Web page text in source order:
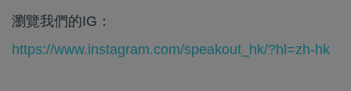
瀏覽我們的IG：
https://www.instagram.com/speakout_hk/?hl=zh-hk